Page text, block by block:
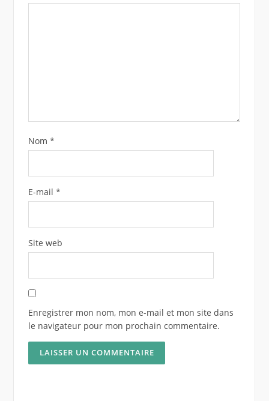
Nom *
E-mail *
Site web
Enregistrer mon nom, mon e-mail et mon site dans
le navigateur pour mon prochain commentaire.